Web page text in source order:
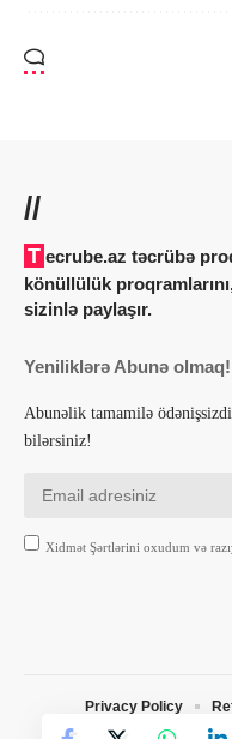
//
Tecrube.az təcrübə proqramlarını, pulsuz kursları,
könüllülük
sizinlə paylaşır.
Yeniliklərə Abunə olmaq!
Abunəlik tamamilə
bilərsiniz!
Xidmət Şərtlərini oxudum və
Privacy Policy